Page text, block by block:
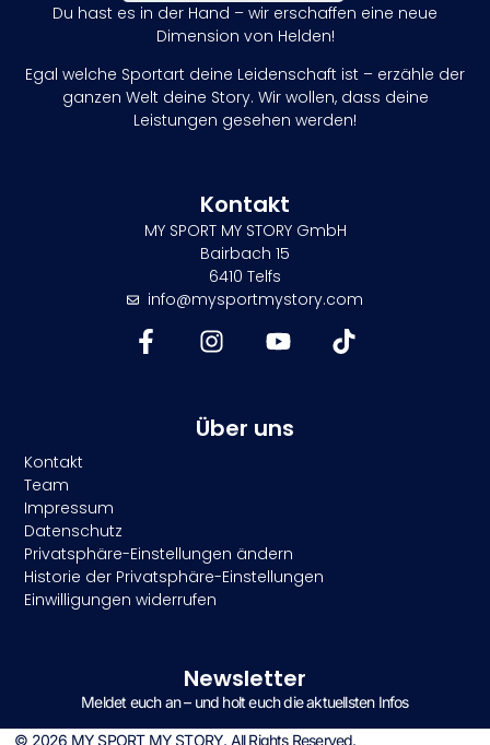
Du hast es in der Hand – wir erschaffen eine neue
Dimension von Helden!
Egal welche Sportart deine Leidenschaft ist – erzähle der
ganzen Welt deine Story. Wir wollen, dass deine
Leistungen gesehen werden!
Kontakt
MY SPORT MY STORY GmbH
Bairbach 15
6410 Telfs
info@mysportmystory.com
Über uns
Kontakt
Team
Impressum
Datenschutz
Privatsphäre-Einstellungen ändern
Historie der Privatsphäre-Einstellungen
Einwilligungen widerrufen
Newsletter
Meldet euch an – und holt euch die aktuellsten Infos
© 2026 MY SPORT MY STORY. All Rights Reserved.